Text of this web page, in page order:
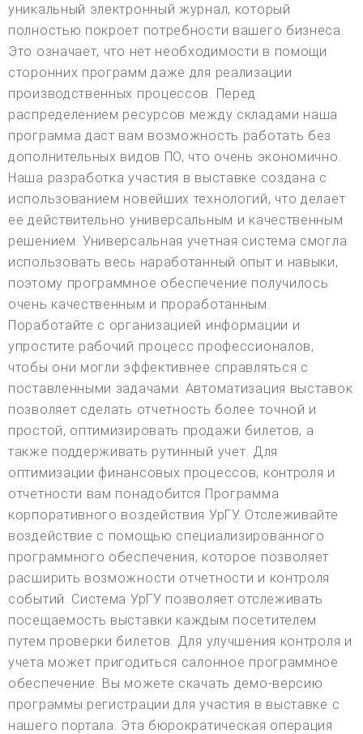
уникальный электронный журнал, который
полностью покроет потребности вашего бизнеса.
Это означает, что нет необходимости в помощи
сторонних программ даже для реализации
производственных процессов. Перед
распределением ресурсов между складами наша
программа даст вам возможность работать без
дополнительных видов ПО, что очень экономично.
Наша разработка участия в выставке создана с
использованием новейших технологий, что делает
ее действительно универсальным и качественным
решением. Универсальная учетная система смогла
использовать весь наработанный опыт и навыки,
поэтому программное обеспечение получилось
очень качественным и проработанным.
Поработайте с организацией информации и
упростите рабочий процесс профессионалов,
чтобы они могли эффективнее справляться с
поставленными задачами. Автоматизация выставок
позволяет сделать отчетность более точной и
простой, оптимизировать продажи билетов, а
также поддерживать рутинный учет. Для
оптимизации финансовых процессов, контроля и
отчетности вам понадобится Программа
корпоративного воздействия УрГУ. Отслеживайте
воздействие с помощью специализированного
программного обеспечения, которое позволяет
расширить возможности отчетности и контроля
событий. Система УрГУ позволяет отслеживать
посещаемость выставки каждым посетителем
путем проверки билетов. Для улучшения контроля и
учета может пригодиться салонное программное
обеспечение. Вы можете скачать демо-версию
программы регистрации для участия в выставке с
нашего портала. Эта бюрократическая операция